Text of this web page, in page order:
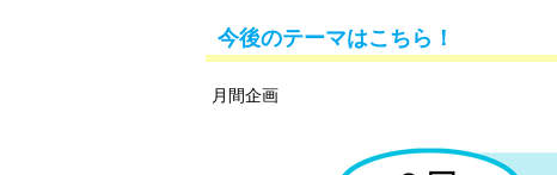
今後のテーマはこちら！
月間企画